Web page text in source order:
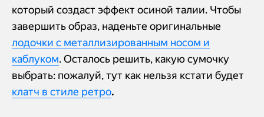
который создаст эффект осиной талии. Чтобы
завершить образ, наденьте оригинальные
лодочки с металлизированным носом и
каблуком. Осталось решить, какую сумочку
выбрать: пожалуй, тут как нельзя кстати будет
клатч в стиле ретро.